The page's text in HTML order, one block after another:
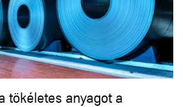
tökéletes anyagot a